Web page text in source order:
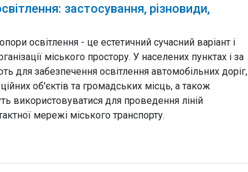
застосування, різновиди,
освітлення - це естетичний сучасний варіант і
міського простору. У населених пунктах і за
для забезпечення освітлення автомобільних доріг,
об'єктів та громадських місць, а також
використовуватися для проведення ліній
мережі міського транспорту.